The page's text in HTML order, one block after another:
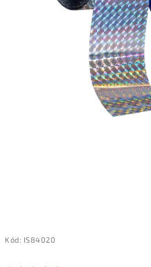
Kód: IS84020